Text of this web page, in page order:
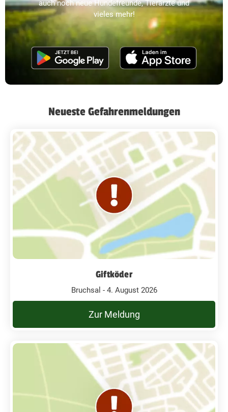
auch noch neue Hundefreunde, Tierärzte und
vieles mehr!
Neueste Gefahrenmeldungen
Giftköder
Bruchsal - 4. August 2026
Zur Meldung